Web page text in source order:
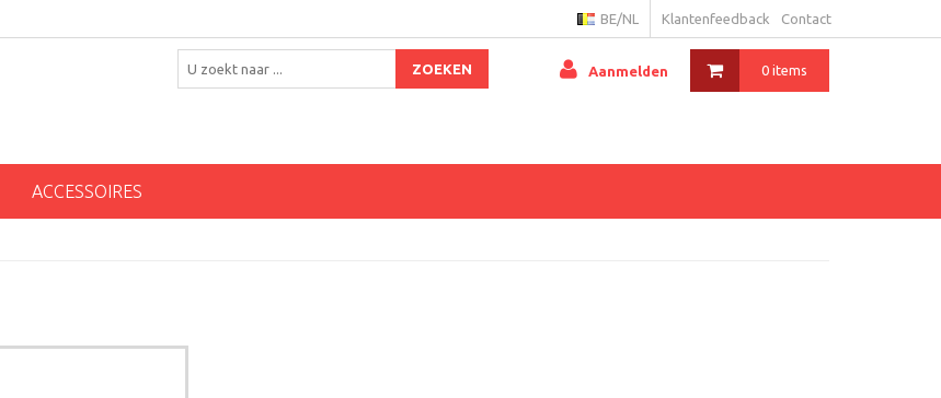
Klantenfeedback Contact
BE/NL
0 items
Aanmelden
ZOEKEN
ACCESSOIRES